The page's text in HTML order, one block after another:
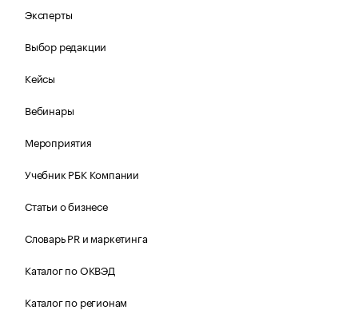
Эксперты
Выбор редакции
Кейсы
Вебинары
Мероприятия
Учебник РБК Компании
Статьи о бизнесе
Словарь PR и маркетинга
Каталог по ОКВЭД
Каталог по регионам